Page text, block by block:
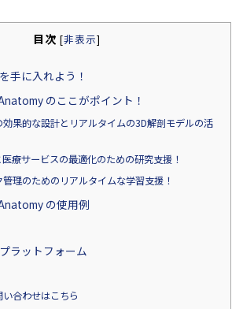
目次 [非表示]
手に入れよう！
のここがポイント！
果的な設計とリアルタイムの3D解剖モデルの活
療サービスの最適化のための研究支援！
理のためのリアルタイムな学習支援！
の使用例
ラットフォーム
合わせはこちら